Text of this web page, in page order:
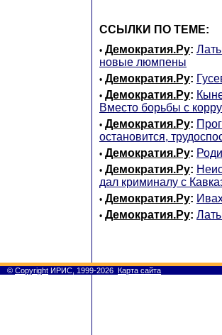
ССЫЛКИ ПО ТЕМЕ:
• Демократия.Ру:
новые люмпены
• Демократия.Ру:
• Демократия.Ру:
Вместо борьбы с
• Демократия.Ру:
остановится,
• Демократия.Ру:
• Демократия.Ру:
дал криминалу с
• Демократия.Ру:
• Демократия.Ру:
© Copyright ИРИС, 1999-2026 Карта сайта